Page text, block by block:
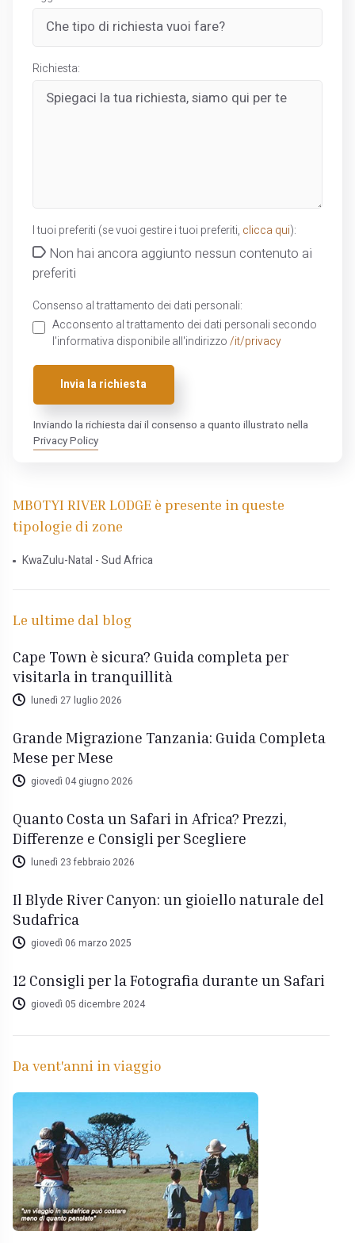
Richiesta:
I tuoi preferiti (se vuoi gestire i tuoi preferiti, clicca qui):
Non hai ancora aggiunto nessun contenuto ai
preferiti
Consenso al trattamento dei dati personali:
Acconsento al trattamento dei dati personali secondo
l'informativa disponibile all'indirizzo /it/privacy
Invia la richiesta
Inviando la richiesta dai il consenso a quanto illustrato nella
Privacy Policy
MBOTYI RIVER LODGE è presente in queste
tipologie di zone
KwaZulu-Natal - Sud Africa
Le ultime dal blog
Cape Town è sicura? Guida completa per
visitarla in tranquillità
lunedì 27 luglio 2026
Grande Migrazione Tanzania: Guida Completa
Mese per Mese
giovedì 04 giugno 2026
Quanto Costa un Safari in Africa? Prezzi,
Differenze e Consigli per Scegliere
lunedì 23 febbraio 2026
Il Blyde River Canyon: un gioiello naturale del
Sudafrica
giovedì 06 marzo 2025
12 Consigli per la Fotografia durante un Safari
giovedì 05 dicembre 2024
Da vent'anni in viaggio